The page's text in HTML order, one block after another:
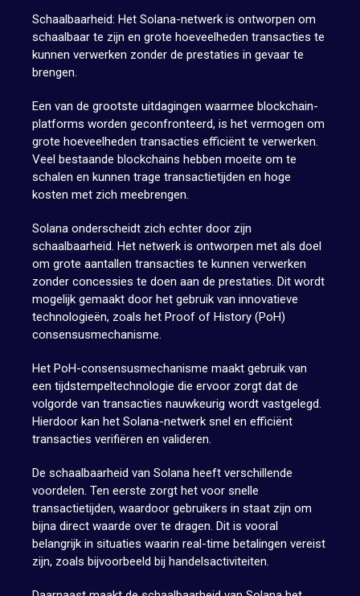
Schaalbaarheid: Het Solana-netwerk is ontworpen om
schaalbaar te zijn en grote hoeveelheden transacties te
kunnen verwerken zonder de prestaties in gevaar te
brengen.
Een van de grootste uitdagingen waarmee blockchain-
platforms worden geconfronteerd, is het vermogen om
grote hoeveelheden transacties efficiënt te verwerken.
Veel bestaande blockchains hebben moeite om te
schalen en kunnen trage transactietijden en hoge
kosten met zich meebrengen.
Solana onderscheidt zich echter door zijn
schaalbaarheid. Het netwerk is ontworpen met als doel
om grote aantallen transacties te kunnen verwerken
zonder concessies te doen aan de prestaties. Dit wordt
mogelijk gemaakt door het gebruik van innovatieve
technologieën, zoals het Proof of History (PoH)
consensusmechanisme.
Het PoH-consensusmechanisme maakt gebruik van
een tijdstempeltechnologie die ervoor zorgt dat de
volgorde van transacties nauwkeurig wordt vastgelegd.
Hierdoor kan het Solana-netwerk snel en efficiënt
transacties verifiëren en valideren.
De schaalbaarheid van Solana heeft verschillende
voordelen. Ten eerste zorgt het voor snelle
transactietijden, waardoor gebruikers in staat zijn om
bijna direct waarde over te dragen. Dit is vooral
belangrijk in situaties waarin real-time betalingen vereist
zijn, zoals bijvoorbeeld bij handelsactiviteiten.